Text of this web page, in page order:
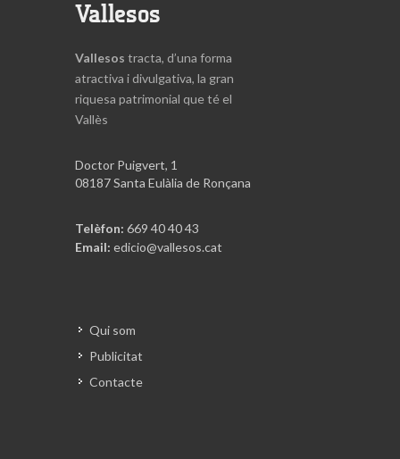
Vallesos
Vallesos tracta, d’una forma
atractiva i divulgativa, la gran
riquesa patrimonial que té el
Vallès
Doctor Puigvert, 1
08187 Santa Eulàlia de Ronçana
Telèfon: 669 40 40 43
Email: edicio@vallesos.cat
Qui som
Publicitat
Contacte